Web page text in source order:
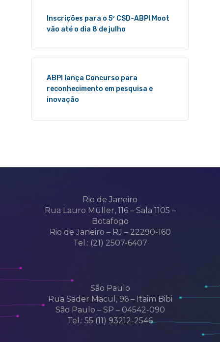
Inscrições para o 5º CSD-ABPI Moot
vão até o dia 8 de julho
ABPI lança Concurso para
reconhecimento em pesquisa e
inovação
Rio de Janeiro
Rua Lauro Müller, 116 – Sala 1105 –
Botafogo
Rio de Janeiro – RJ – 22290-160
Tel.: (21) 2507-6407
São Paulo
Rua Sader Macul, 96 – Itaim Bibi
São Paulo – SP – 04542-090
Tel.: 55 (11) 93212-2546